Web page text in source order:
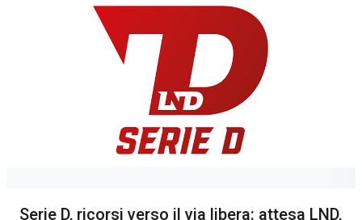
Serie D, ricorsi verso il via libera: attesa LND,